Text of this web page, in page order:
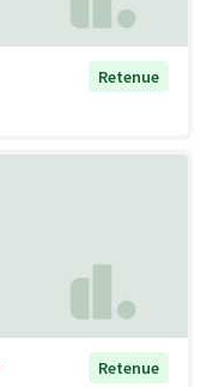
Retenue
Retenue